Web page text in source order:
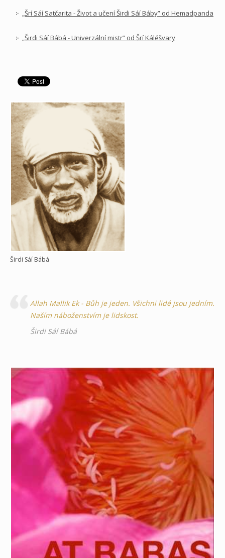
„Šrí Sáí Satčarita - Život a učení Širdi Sáí Báby” od Hemadpanda
„Širdi Sáí Bábá - Univerzální mistr” od Šrí Káléšvary
Širdi Sáí Bábá
Allah Mallik Ek - Bůh je jeden. Všichni lidé jsou jedním.
Naším náboženstvím je lidskost.
Širdi Sáí Bábá